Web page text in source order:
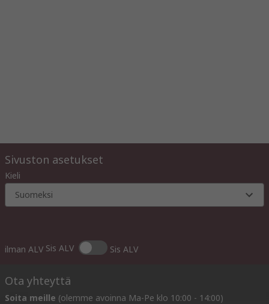
Sivuston asetukset
Kieli
Suomeksi
ilman ALV Sis ALV Sis ALV
Ota yhteyttä
Soita meille (olemme avoinna Ma-Pe klo 10:00 - 14:00)